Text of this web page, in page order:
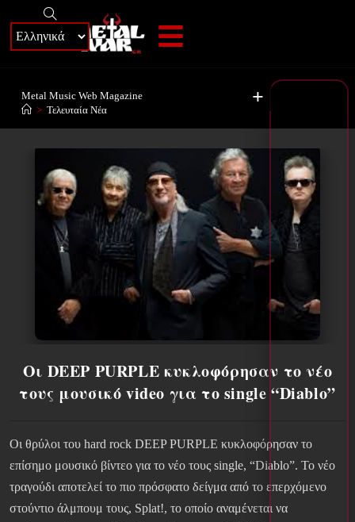
+
Metal Music Web Magazine
> Τελευταία Νέα
Οι DEEP PURPLE κυκλοφόρησαν το νέο
τους μουσικό video για το single “Diablo”
Οι θρύλοι του hard rock DEEP PURPLE κυκλοφόρησαν το
επίσημο μουσικό βίντεο για το νέο τους single, “Diablo”. Το νέο
τραγούδι αποτελεί το πιο πρόσφατο δείγμα από το επερχόμενο
στούντιο άλμπουμ τους, Splat!, το οποίο αναμένεται να